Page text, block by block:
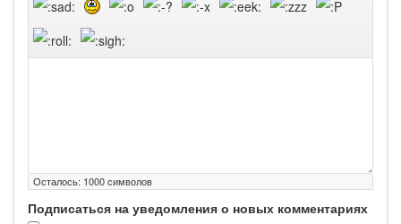
Осталось: 1000символов
Подписаться на уведомления о новых комментариях